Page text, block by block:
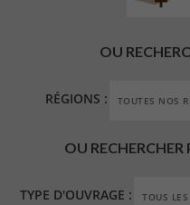
OU
RÉGIONS :
OU
TYPE D'OUVRAGE :